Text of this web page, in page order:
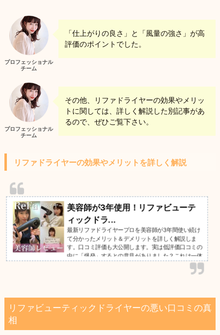
プロフェッショナル
チーム
「仕上がりの良さ」と「風量の強さ」が高
評価のポイントでした。
プロフェッショナル
チーム
その他、リファドライヤーの効果やメリッ
トに関しては、詳しく解説した別記事があ
るので、ぜひご覧下さい。
リファドライヤーの効果やメリットを詳しく解説
美容師が3年使用！リファビューテ
ィックドラ...
最新リファドライヤープロを美容師が3年間使い続け
て分かったメリット＆デメリットを詳しく解説しま
す。口コミ評価も大公開します。実は低評価口コミの
中に「爆発」するとの意見がありました？これは一体
どう言うことか？年間5000人担当美容師がリファド
リファビューティックドライヤーの悪い口コミの真
相